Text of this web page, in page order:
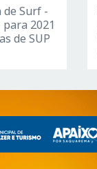
de Surf -
2021
de SUP